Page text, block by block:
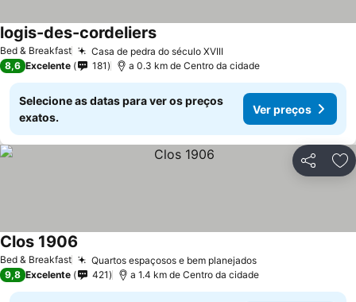
Bed & Breakfast Casa de pedra do século XVIIIVer preços
logis-des-cordeliersVer preços
8,6 Excelente 181 a 0.3 km de Centro da cidade
Selecione as datas para ver os preços
exatos.
Ver preços
Partilhar
Bed & Breakfast Quartos espaçosos e bem planejadosVer preços
Clos 1906
9,8 Excelente 421 a 1.4 km de Centro da cidade